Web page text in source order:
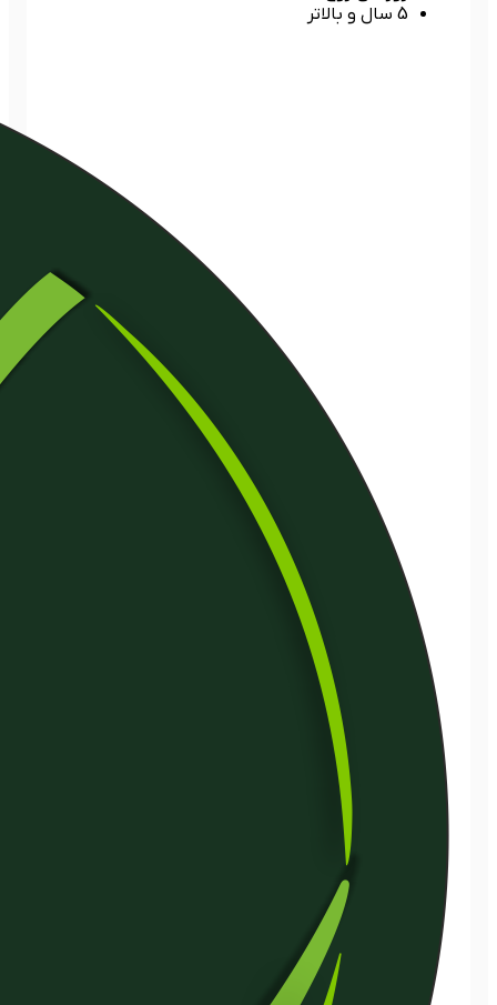
5 سال و بالاتر